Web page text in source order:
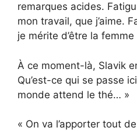
remarques acides.
mon travail, que j’aime.
je mérite d’être la
À ce moment-là, Slavik
Qu’est-ce qui se passe
monde attend le thé… »
« On va l’apporter tout